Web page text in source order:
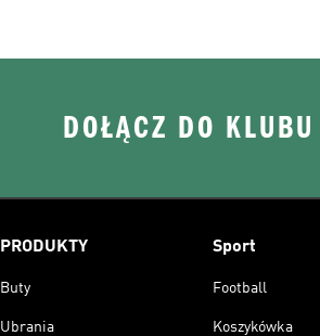
DOŁĄCZ DO
PRODUKTY
Buty
Ubrania
Sport
Football
Koszykówka